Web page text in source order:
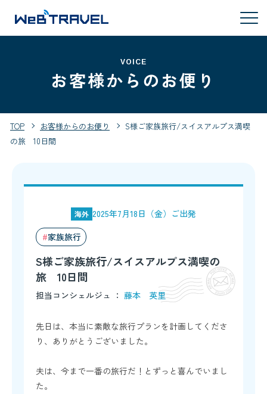
VOICE
お客様からのお便り
TOP お客様からのお便り
S様ご家族旅行/スイスアルプス満喫
の旅 10日間
海外 2025年7月18日（金）ご出発
家族旅行
S様ご家族旅行/スイスアルプス満喫の
旅 10日間
担当コンシェルジュ ： 藤本 英里
先日は、本当に素敵な旅行プランを計画してくださ
り、ありがとうございました。
夫は、今まで一番の旅行だ！とずっと喜んでいまし
た。